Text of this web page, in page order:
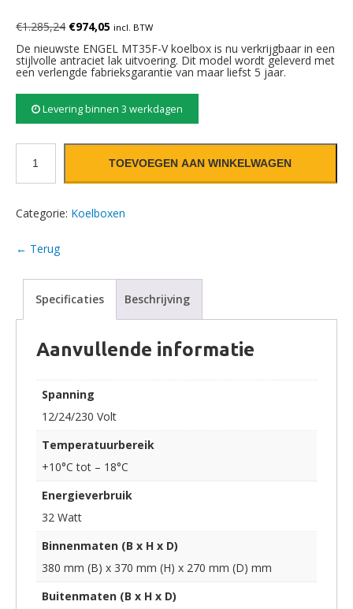
€1.285,24 Oorspronkelijke prijs was: €1.285,24.
€974,05Huidige prijs is: €974,05.
incl. BTW
De nieuwste ENGEL MT35F-V koelbox is nu verkrijgbaar in een
stijlvolle antraciet lak uitvoering. Dit model wordt geleverd met
een verlengde fabrieksgarantie van maar liefst 5 jaar.
Levering binnen 3 werkdagen
Engel MT35F-G3ND-V aantal
TOEVOEGEN AAN WINKELWAGEN
Categorie: Koelboxen
← Terug
Specificaties Beschrijving
Aanvullende informatie
Spanning
12/24/230 Volt
Temperatuurbereik
+10°C tot – 18°C
Energieverbruik
32 Watt
Binnenmaten (B x H x D)
380 mm (B) x 370 mm (H) x 270 mm (D) mm
Buitenmaten (B x H x D)